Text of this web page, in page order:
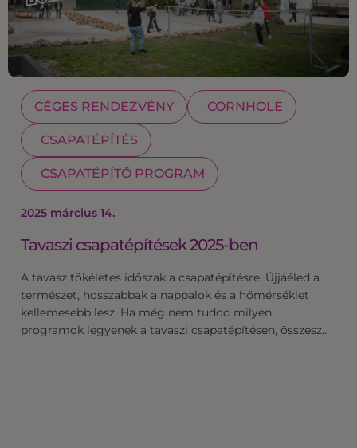
CÉGES RENDEZVÉNY CORNHOLE
CSAPATÉPÍTÉS
CSAPATÉPÍTŐ PROGRAM
2025 március 14.
Tavaszi csapatépítések 2025-ben
A tavasz tökéletes időszak a csapatépítésre. Újjáéled a
természet, hosszabbak a nappalok és a hőmérséklet
kellemesebb lesz. Ha még nem tudod milyen
programok legyenek a tavaszi csapatépítésen, összesz…